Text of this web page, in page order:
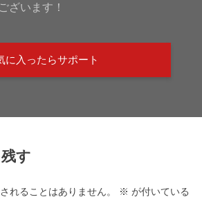
ざいます！
に入ったらサポート
す
れることはありません。 ※ が付いている